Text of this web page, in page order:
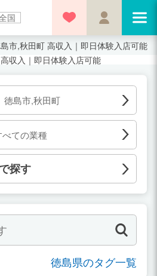
国
市,秋田町 高収入｜即日体験入店可能
収入｜即日体験入店可能
徳島市,秋田町
べての業種
探す
徳島県のタグ一覧